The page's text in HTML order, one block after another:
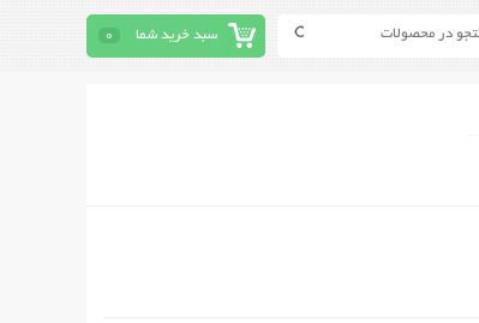
سبد خرید شما 0